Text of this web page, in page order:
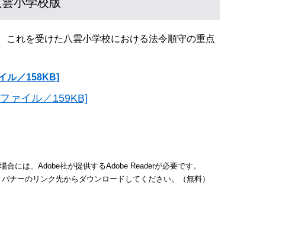
これを受けた八雲小学校における法令順守の重点
ル／158KB]
ァイル／159KB]
合には、Adobe社が提供するAdobe Readerが必要です。
ナーのリンク先からダウンロードしてください。（無料）